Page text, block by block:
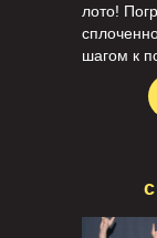
лото!
шагом к